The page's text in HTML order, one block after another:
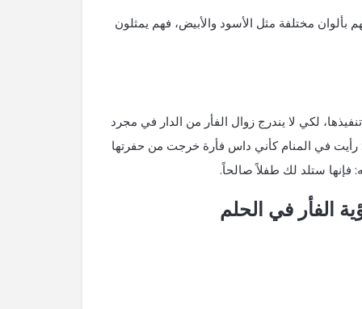
بألوان مختلفة مثل الأسود والأبيض، فهم يمثلون
لكي لا يندرج زوال الفأر من الدار في مجرد
رأيت في المنام كأني داس فأرة خرجت من حفرتها
فإنها ستلد لك طفلاً صالحاً.
الفأر في الحلم